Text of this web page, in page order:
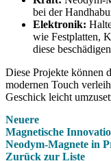
bei der
Elektronik:
wie Festplatten,
diese
Diese Projekte können
modernen Touch
Geschick leicht
Neuere
Magnetische
Neodym-Magnete in
Zurück zur Liste